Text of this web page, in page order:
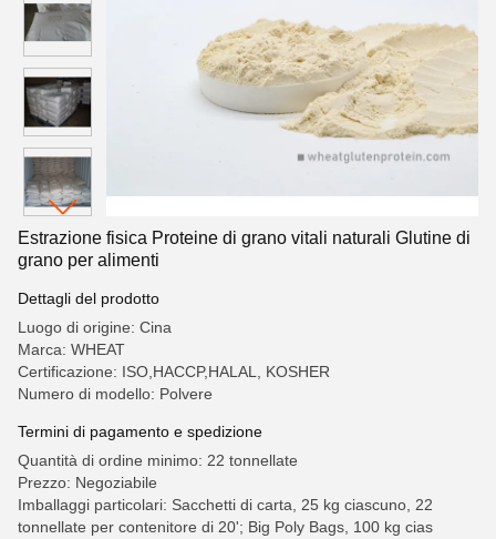
Estrazione fisica Proteine di grano vitali naturali Glutine di
grano per alimenti
Dettagli del prodotto
Luogo di origine: Cina
Marca: WHEAT
Certificazione: ISO,HACCP,HALAL, KOSHER
Numero di modello: Polvere
Termini di pagamento e spedizione
Quantità di ordine minimo: 22 tonnellate
Prezzo: Negoziabile
Imballaggi particolari: Sacchetti di carta, 25 kg ciascuno, 22
tonnellate per contenitore di 20'; Big Poly Bags, 100 kg cias